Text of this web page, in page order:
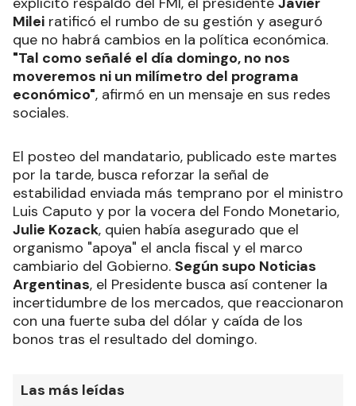
Milei ratificó el rumbo de su gestión y aseguró
que no habrá cambios en la política económica.
"Tal como señalé el día domingo, no nos
moveremos ni un milímetro del programa
económico", afirmó en un mensaje en sus redes
sociales.
El posteo del mandatario, publicado este martes
por la tarde, busca reforzar la señal de
estabilidad enviada más temprano por el ministro
Luis Caputo y por la vocera del Fondo Monetario,
Julie Kozack, quien había asegurado que el
organismo "apoya" el ancla fiscal y el marco
cambiario del Gobierno. Según supo Noticias
Argentinas, el Presidente busca así contener la
incertidumbre de los mercados, que reaccionaron
con una fuerte suba del dólar y caída de los
bonos tras el resultado del domingo.
Las más leídas